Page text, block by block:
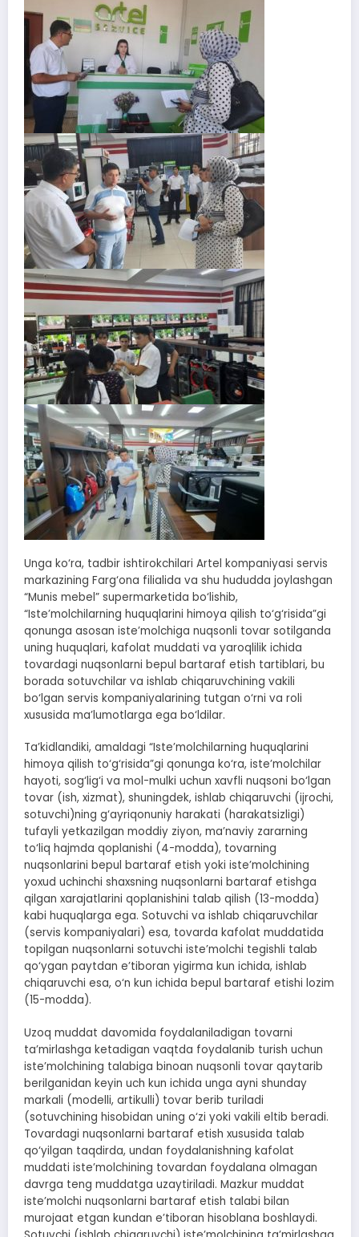
Unga ko‘ra, tadbir ishtirokchilari Artel kompaniyasi servis
markazining Farg‘ona filialida va shu hududda joylashgan
“Munis mebel” supermarketida bo‘lishib,
“Iste’molchilarning huquqlarini himoya qilish to‘g‘risida”gi
qonunga asosan iste’molchiga nuqsonli tovar sotilganda
uning huquqlari, kafolat muddati va yaroqlilik ichida
tovardagi nuqsonlarni bepul bartaraf etish tartiblari, bu
borada sotuvchilar va ishlab chiqaruvchining vakili
bo‘lgan servis kompaniyalarining tutgan o‘rni va roli
xususida ma’lumotlarga ega bo‘ldilar.
Ta’kidlandiki, amaldagi “Iste’molchilarning huquqlarini
himoya qilish to‘g‘risida”gi qonunga ko‘ra, iste’molchilar
hayoti, sog‘lig‘i va mol-mulki uchun xavfli nuqsoni bo‘lgan
tovar (ish, xizmat), shuningdek, ishlab chiqaruvchi (ijrochi,
sotuvchi)ning g‘ayriqonuniy harakati (harakatsizligi)
tufayli yetkazilgan moddiy ziyon, ma’naviy zararning
to‘liq hajmda qoplanishi (4-modda), tovarning
nuqsonlarini bepul bartaraf etish yoki iste’molchining
yoxud uchinchi shaxsning nuqsonlarni bartaraf etishga
qilgan xarajatlarini qoplanishini talab qilish (13-modda)
kabi huquqlarga ega. Sotuvchi va ishlab chiqaruvchilar
(servis kompaniyalari) esa, tovarda kafolat muddatida
topilgan nuqsonlarni sotuvchi iste’molchi tegishli talab
qo‘ygan paytdan e’tiboran yigirma kun ichida, ishlab
chiqaruvchi esa, o‘n kun ichida bepul bartaraf etishi lozim
(15-modda).
Uzoq muddat davomida foydalaniladigan tovarni
ta’mirlashga ketadigan vaqtda foydalanib turish uchun
iste’molchining talabiga binoan nuqsonli tovar qaytarib
berilganidan keyin uch kun ichida unga ayni shunday
markali (modelli, artikulli) tovar berib turiladi
(sotuvchining hisobidan uning o‘zi yoki vakili eltib beradi.
Tovardagi nuqsonlarni bartaraf etish xususida talab
qo‘yilgan taqdirda, undan foydalanishning kafolat
muddati iste’molchining tovardan foydalana olmagan
davrga teng muddatga uzaytiriladi. Mazkur muddat
iste’molchi nuqsonlarni bartaraf etish talabi bilan
murojaat etgan kundan e’tiboran hisoblana boshlaydi.